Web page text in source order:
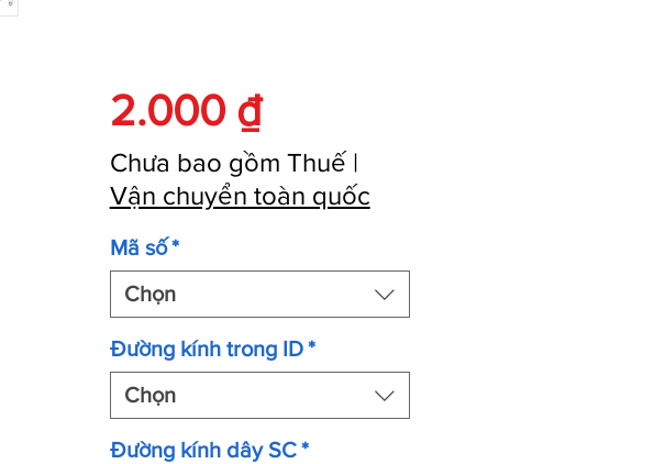
2.000 ₫Giá
Chưa bao gồm Thuế|
Vận chuyển toàn quốc
Mã số*
Chọn
Đường kính trong ID*
Chọn
Đường kính dây SC*